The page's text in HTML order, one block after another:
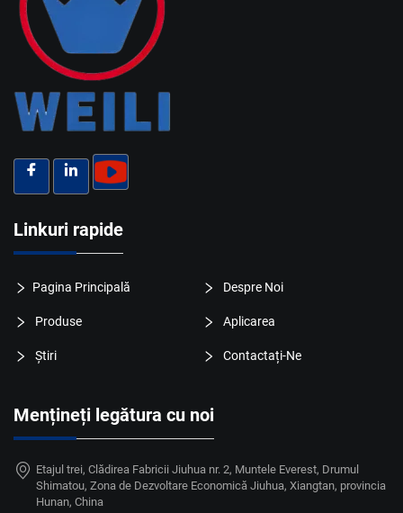
Linkuri rapide
Pagina Principală Despre Noi
Produse Aplicarea
Știri Contactați-Ne
Mențineți legătura cu noi
Etajul trei, Clădirea Fabricii Jiuhua nr. 2, Muntele Everest, Drumul
Shimatou, Zona de Dezvoltare Economică Jiuhua, Xiangtan, provincia
Hunan, China